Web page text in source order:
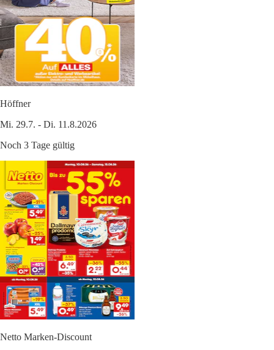
Höffner
Mi. 29.7. - Di. 11.8.2026
Noch 3 Tage gültig
Netto Marken-Discount